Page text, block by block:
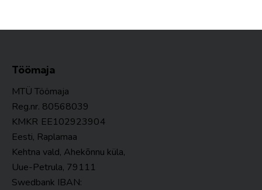
Töömaja
MTÜ Töömaja
Reg.nr. 80568039
KMKR EE102923904
Eesti, Raplamaa
Kehtna vald, Ahekõnnu küla,
Uue-Petrula, 79111
Swedbank IBAN: